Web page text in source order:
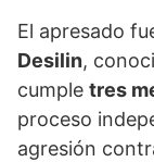
El apresado
Desilin,
cumple tres
proceso
agresión